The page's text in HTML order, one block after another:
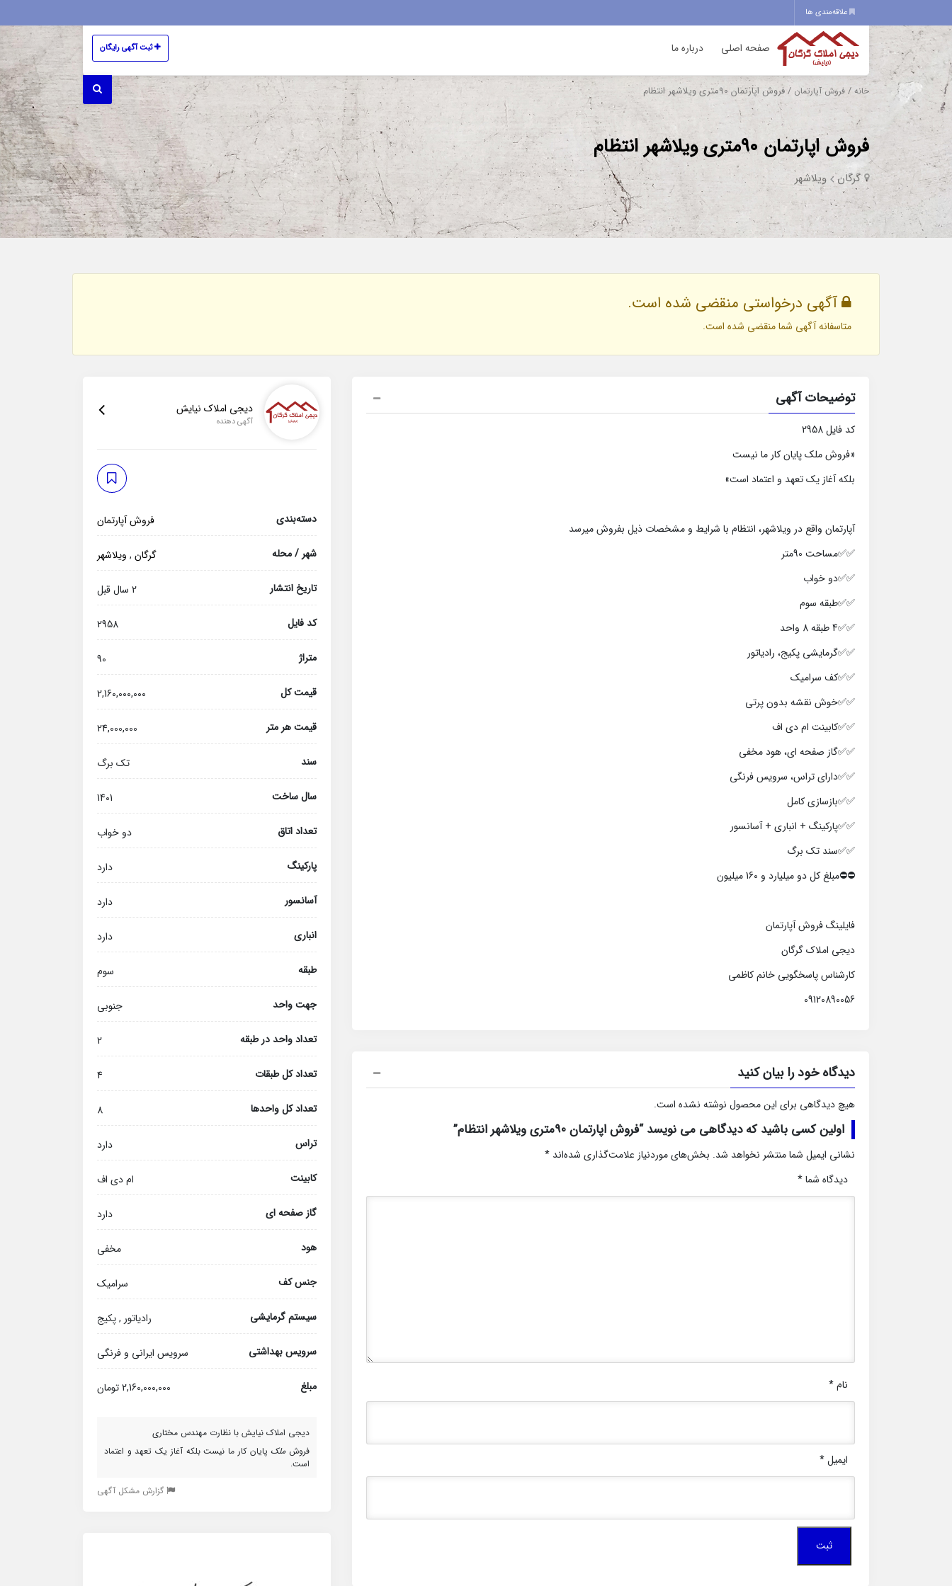
علاقه‌مندی ها
صفحه اصلی درباره ما ثبت آگهی رایگان
خانه / فروش آپارتمان / فروش اپارتمان 90متری ویلاشهر انتظام
فروش اپارتمان 90متری ویلاشهر انتظام
گرگان ویلاشهر
آگهی درخواستی منقضی شده است.
متاسفانه آگهی شما منقضی شده است.
توضیحات آگهی
کد فایل 2958
«فروش ملک پایان کار ما نیست
بلکه آغاز یک تعهد و اعتماد است»
آپارتمان واقع در ویلاشهر، انتظام با شرایط و مشخصات ذیل بفروش میرسد
✅✅مساحت 90متر
✅✅دو خواب
✅✅طبقه سوم
✅✅4 طبقه 8 واحد
✅✅گرمایشی پکیج، رادیاتور
✅✅کف سرامیک
✅✅خوش نقشه بدون پرتی
✅✅کابینت ام دی اف
✅✅گاز صفحه ای، هود مخفی
✅✅دارای تراس، سرویس فرنگی
✅✅بازسازی کامل
✅✅پارکینگ + انباری + آسانسور
✅✅سند تک برگ
⛔⛔️مبلغ کل دو میلیارد و 160 میلیون
فایلینگ فروش آپارتمان
دیجی املاک گرگان
کارشناس پاسخگویی خانم کاظمی
09120890056
دیدگاه خود را بیان کنید
هیچ دیدگاهی برای این محصول نوشته نشده است.
اولین کسی باشید که دیدگاهی می نویسد “فروش اپارتمان 90متری ویلاشهر انتظام”
نشانی ایمیل شما منتشر نخواهد شد. بخش‌های موردنیاز علامت‌گذاری شده‌اند *
دیدگاه شما*
نام*
ایمیل*
دیجی املاک نیایش
آگهی دهنده
دسته‌بندی فروش آپارتمان
شهر / محله گرگان , ویلاشهر
تاریخ انتشار 2 سال قبل
کد فایل 2958
متراژ 90
قیمت کل 2,160,000,000
قیمت هر متر 24,000,000
سند تک برگ
سال ساخت 1401
تعداد اتاق دو خواب
پارکینگ دارد
آسانسور دارد
انباری دارد
طبقه سوم
جهت واحد جنوبی
تعداد واحد در طبقه 2
تعداد کل طبقات 4
تعداد کل واحدها 8
تراس دارد
کابینت ام دی اف
گاز صفحه ای دارد
هود مخفی
جنس کف سرامیک
سیستم گرمایشی رادیاتور , پکیج
سرویس بهداشتی سرویس ایرانی و فرنگی
مبلغ 2,160,000,000 تومان
دیجی املاک نیایش با نظارت مهندس مختاری
فروشملکپایان کار ما نیست بلکه آغاز یک تعهد و اعتماد
است.
گزارش مشکل آگهی